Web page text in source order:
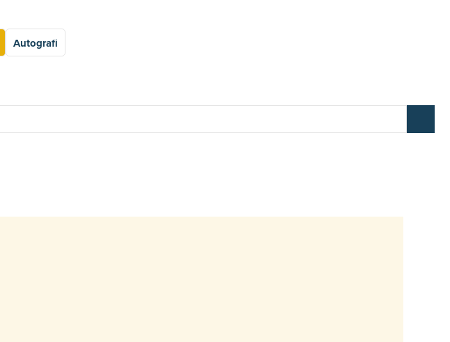
Autografi